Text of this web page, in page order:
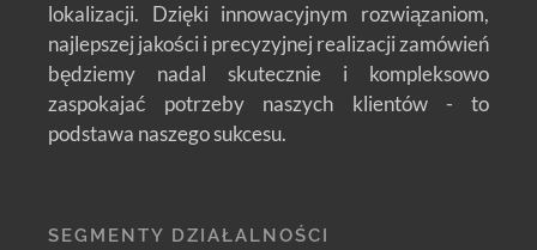
lokalizacji. Dzięki innowacyjnym rozwiązaniom,
najlepszej jakości i precyzyjnej realizacji zamówień
będziemy nadal skutecznie i kompleksowo
zaspokajać potrzeby naszych klientów - to
podstawa naszego sukcesu.
SEGMENTY DZIAŁALNOŚCI